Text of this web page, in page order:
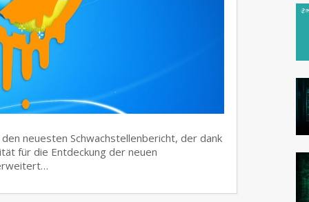
neuesten Schwachstellenbericht, der dank
für die Entdeckung der neuen